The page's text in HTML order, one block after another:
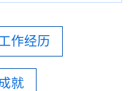
作经历
就